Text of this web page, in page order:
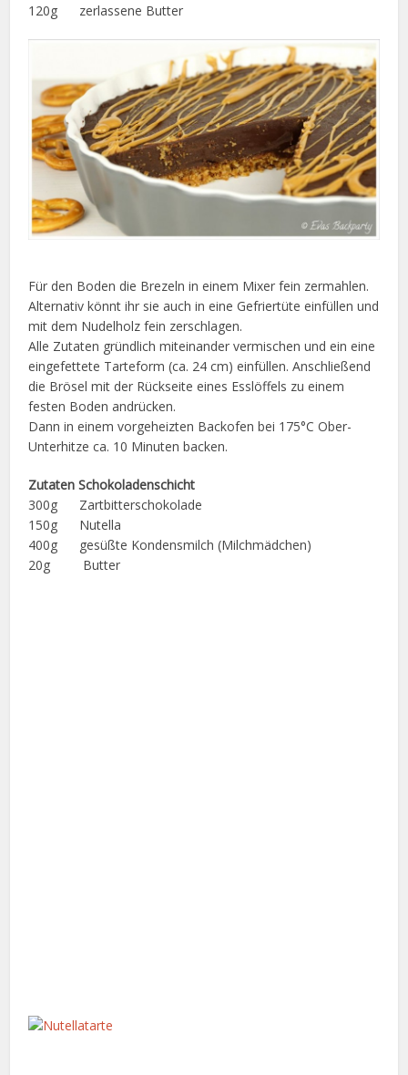
120g zerlassene Butter
Für den Boden die Brezeln in einem Mixer fein zermahlen.
Alternativ könnt ihr sie auch in eine Gefriertüte einfüllen und
mit dem Nudelholz fein zerschlagen.
Alle Zutaten gründlich miteinander vermischen und ein eine
eingefettete Tarteform (ca. 24 cm) einfüllen. Anschließend
die Brösel mit der Rückseite eines Esslöffels zu einem
festen Boden andrücken.
Dann in einem vorgeheizten Backofen bei 175°C Ober-
Unterhitze ca. 10 Minuten backen.
Zutaten Schokoladenschicht
300g Zartbitterschokolade
150g Nutella
400g gesüßte Kondensmilch (Milchmädchen)
20g Butter